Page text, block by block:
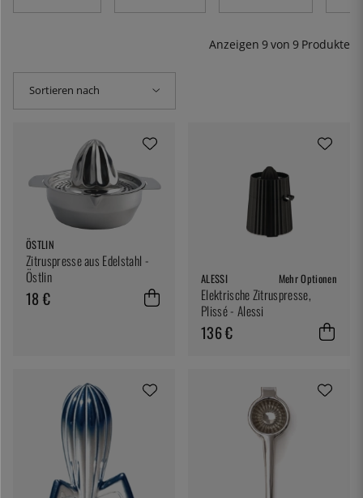
Anzeigen 9von 9 Produkte
Sortieren nach
ÖSTLIN
Zitruspresse aus Edelstahl -
Östlin
18 €
ALESSI Mehr Optionen
Elektrische Zitruspresse,
Plissé - Alessi
136 €